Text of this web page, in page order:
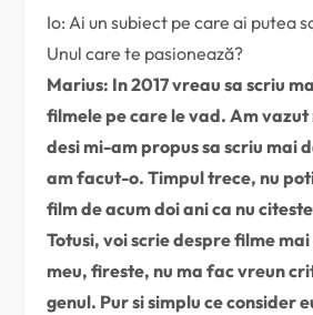
Io: Ai un subiect pe care ai putea
Unul care te pasionează?
Marius: In 2017 vreau sa scriu
filmele pe care le vad. Am vazut
desi mi-am propus sa scriu mai
am facut-o. Timpul trece, nu
film de acum doi ani ca nu
Totusi, voi scrie despre filme
meu, fireste, nu ma fac vreun
genul. Pur si simplu ce consider